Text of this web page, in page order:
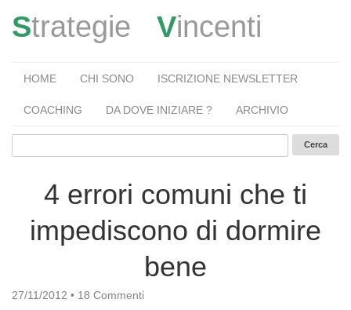
Strategie Vincenti
HOME CHI SONO ISCRIZIONE NEWSLETTER
COACHING DA DOVE INIZIARE ? ARCHIVIO
4 errori comuni che ti
impediscono di dormire
bene
27/11/2012 • 18 Commenti